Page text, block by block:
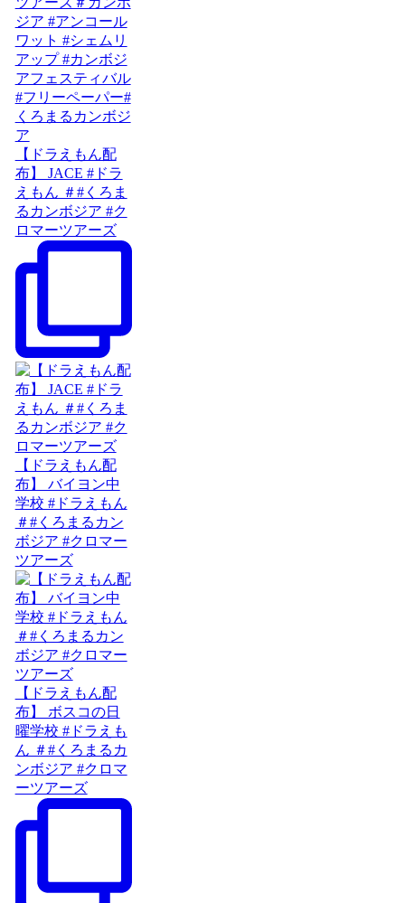
【ドラえもん配
布】 JACE #ドラ
えもん ＃#くろま
るカンボジア #ク
ロマーツアーズ
【ドラえもん配
布】 バイヨン中
学校 #ドラえもん
＃#くろまるカン
ボジア #クロマー
ツアーズ
【ドラえもん配
布】 ボスコの日
曜学校 #ドラえも
ん ＃#くろまるカ
ンボジア #クロマ
ーツアーズ